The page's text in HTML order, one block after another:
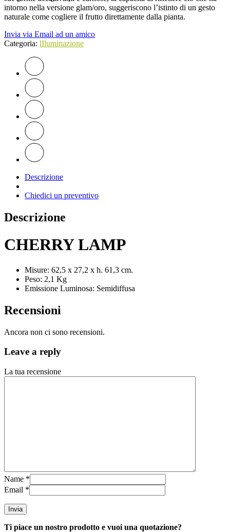
intorno nella versione glam/oro, suggeriscono l’istinto di un gesto
naturale come cogliere il frutto direttamente dalla pianta.
Invia via Email ad un amico
Categoria: lIluminazione
Descrizione
Chiedici un preventivo
Descrizione
CHERRY LAMP
Misure: 62,5 x 27,2 x h. 61,3 cm.
Peso: 2,1 Kg
Emissione Luminosa: Semidiffusa
Recensioni
Ancora non ci sono recensioni.
Leave a reply
La tua recensione
Name *
Email *
Ti piace un nostro prodotto e vuoi una quotazione?